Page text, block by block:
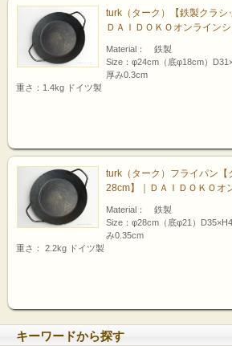
このフライパンに最も適している調理は塩、コショ
焼く、卵焼き、パンケーキなど本来の食材の持ち味
す。 今度は何を焼こうかなと、焼くことが楽しみに
turk（ターク）【鉄製クラシ
ＤＡＩＤＯＫＯオンライン
Material： 鉄製
Size：φ24cm（底φ18cm）
厚み0.3cm
重さ：1.4kg ドイツ製
turk（ターク）フライパン【
28cm】｜ＤＡＩＤＯＫＯオ
Material： 鉄製
Size：φ28cm（底φ21）
み0.35cm
重さ： 2.2kg ドイツ製
キーワードから探す